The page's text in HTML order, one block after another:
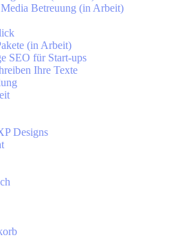
Betreuung (in Arbeit)
(in Arbeit)
SEO für Start-ups
Ihre Texte
Designs